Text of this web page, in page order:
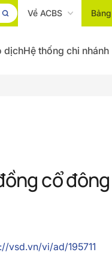
Về ACBS
dịchHệ thống chi nhánh
cổ
vsd.vn/vi/ad/195711